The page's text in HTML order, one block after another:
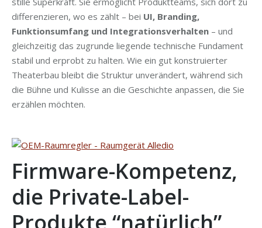
differenzieren, wo es zählt – bei UI, Branding,
Funktionsumfang und Integrationsverhalten – und
gleichzeitig das zugrunde liegende technische Fundament
stabil und erprobt zu halten. Wie ein gut konstruierter
Theaterbau bleibt die Struktur unverändert, während sich
die Bühne und Kulisse an die Geschichte anpassen, die Sie
erzählen möchten.
Firmware-Kompetenz,
die Private-Label-